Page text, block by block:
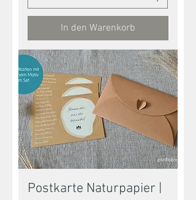
In den Warenkorb
Postkarte Naturpapier |